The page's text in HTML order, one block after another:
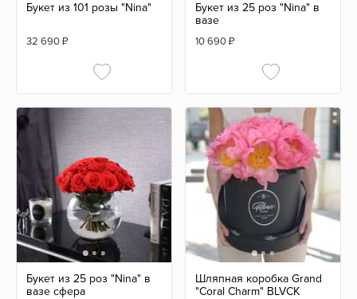
Букет из 101 розы "Nina"
32 690₽
Букет из 25 роз "Nina" в
вазе
10 690₽
Букет из 25 роз "Nina" в
вазе сфера
Шляпная коробка Grand
"Coral Сharm" BLVCK